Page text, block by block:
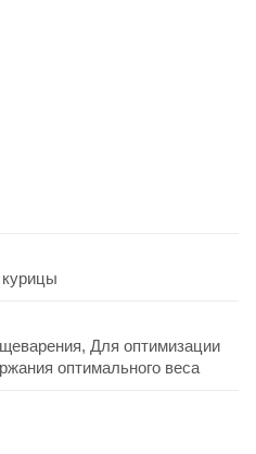
Для оптимизации
оптимального веса